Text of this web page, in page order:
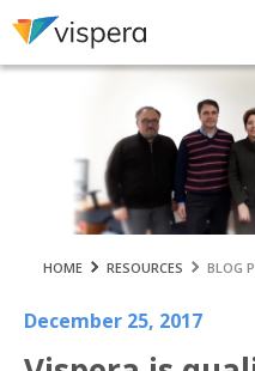
December 25, 2017
HOME RESOURCES BLOG